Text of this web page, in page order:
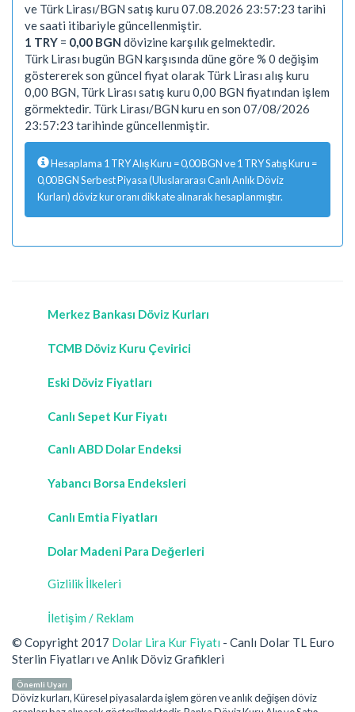
ve Türk Lirası/BGN satış kuru 07.08.2026 23:57:23 tarihi
ve saati itibariyle güncellenmiştir.
1 TRY = 0,00 BGN dövizine karşılık gelmektedir.
Türk Lirası bugün BGN karşısında düne göre % 0 değişim
göstererek son güncel fiyat olarak Türk Lirası alış kuru
0,00 BGN, Türk Lirası satış kuru 0,00 BGN fiyatından işlem
görmektedir. Türk Lirası/BGN kuru en son 07/08/2026
23:57:23 tarihinde güncellenmiştir.
Hesaplama 1 TRY Alış Kuru = 0,00 BGN ve 1 TRY Satış Kuru =
0,00 BGN Serbest Piyasa (Uluslararası Canlı Anlık Döviz
Kurları) döviz kur oranı dikkate alınarak hesaplanmıştır.
Merkez Bankası Döviz Kurları
TCMB Döviz Kuru Çevirici
Eski Döviz Fiyatları
Canlı Sepet Kur Fiyatı
Canlı ABD Dolar Endeksi
Yabancı Borsa Endeksleri
Canlı Emtia Fiyatları
Dolar Madeni Para Değerleri
Gizlilik İlkeleri
İletişim / Reklam
© Copyright 2017 Dolar Lira Kur Fiyatı - Canlı Dolar TL Euro
Sterlin Fiyatları ve Anlık Döviz Grafikleri
Önemli Uyarı
Döviz kurları, Küresel piyasalarda işlem gören ve anlık değişen döviz